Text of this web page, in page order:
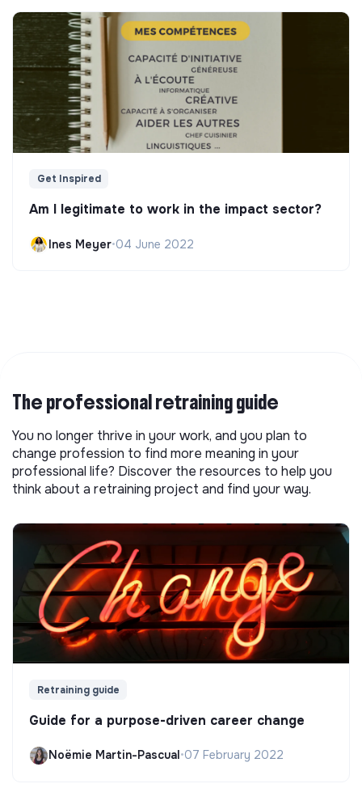
Get Inspired
Am I legitimate to work in the impact sector?
Ines Meyer•04 June 2022
The professional retraining guide
You no longer thrive in your work, and you plan to
change profession to find more meaning in your
professional life? Discover the resources to help you
think about a retraining project and find your way.
Retraining guide
Guide for a purpose-driven career change
Noëmie Martin-Pascual•07 February 2022